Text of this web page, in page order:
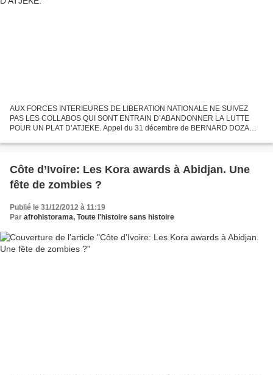
AUX FORCES INTERIEURES DE LIBERATION NATIONALE NE SUIVEZ
PAS LES COLLABOS QUI SONT ENTRAIN D’ABANDONNER LA LUTTE
POUR UN PLAT D’ATJEKE. Appel du 31 décembre de BERNARD DOZA
pouvoir...
Côte d’Ivoire: Les Kora awards à Abidjan. Une
fête de zombies ?
Publié le 31/12/2012 à 11:19
Par afrohistorama, Toute l'histoire sans histoire